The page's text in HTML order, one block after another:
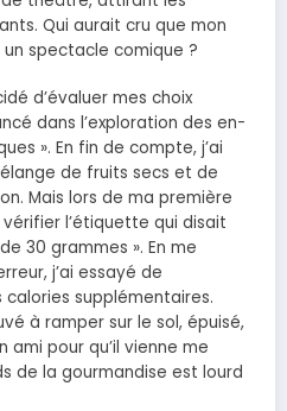
Qui aurait cru que mon
spectacle comique ?
d’évaluer mes choix
dans l’exploration des en-
». En fin de compte, j’ai
de fruits secs et de
Mais lors de ma première
l’étiquette qui disait
30 grammes ». En me
j’ai essayé de
supplémentaires.
à ramper sur le sol, épuisé,
ami pour qu’il vienne me
de la gourmandise est lourd